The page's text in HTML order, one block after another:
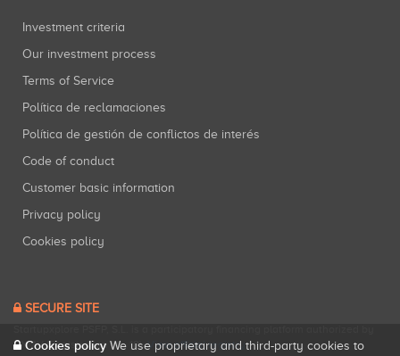
Investment criteria
Our investment process
Terms of Service
Política de reclamaciones
Política de gestión de conflictos de interés
Code of conduct
Customer basic information
Privacy policy
Cookies policy
SECURE SITE
CNMV (Registration No. 18).View official registry .
Cookies policy We use proprietary and third-party cookies to